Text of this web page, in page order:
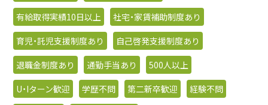
有給取得実績10日以上
社宅・家賃補助制度あり
育児・託児支援制度あり
自己啓発支援制度あり
退職金制度あり
通勤手当あり
500人以上
U・Iターン歓迎
学歴不問 第二新卒歓迎
経験不問